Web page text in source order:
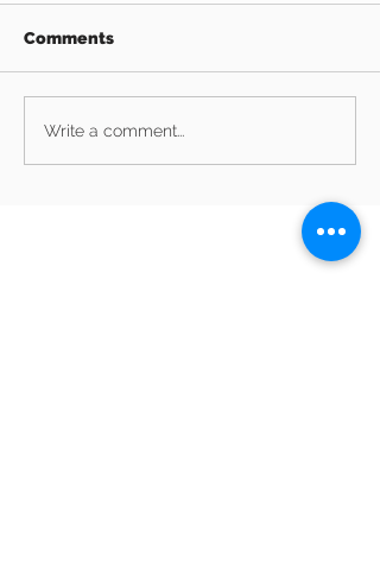
Comments
Write a comment...